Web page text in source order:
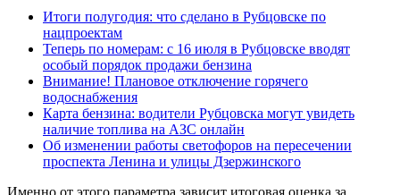
Итоги полугодия: что сделано в Рубцовске по
нацпроектам
Теперь по номерам: с 16 июля в Рубцовске вводят
особый порядок продажи бензина
Внимание! Плановое отключение горячего
водоснабжения
Карта бензина: водители Рубцовска могут увидеть
наличие топлива на АЗС онлайн
Об изменении работы светофоров на пересечении
проспекта Ленина и улицы Дзержинского